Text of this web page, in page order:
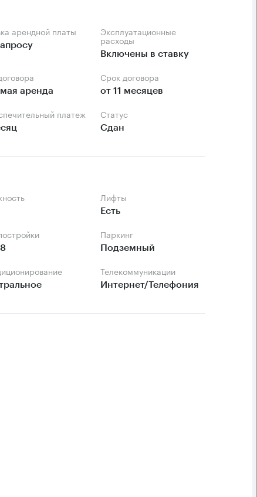
арендной платы Эксплуатационные
расходы
Включены в ставку
аренда
Срок договора
от 11 месяцев
платеж Статус
Сдан
Лифты
Есть
Паркинг
Подземный
Телекоммуникации
Интернет/Телефония